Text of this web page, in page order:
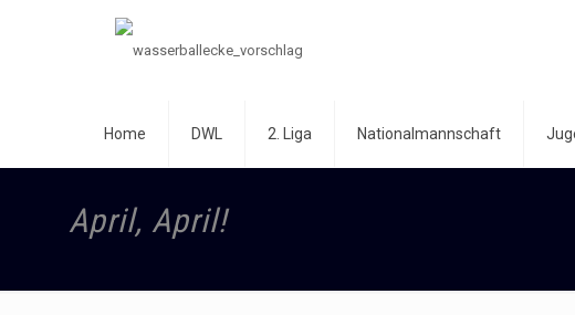
Home DWL 2. Liga Nationalmannschaft
April, April!